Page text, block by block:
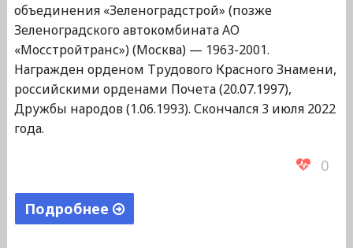
объединения «Зеленоградстрой» (позже
Зеленоградского автокомбината АО
«Мосстройтранс») (Москва) — 1963-2001.
Награжден орденом Трудового Красного Знамени,
российскими орденами Почета (20.07.1997),
Дружбы народов (1.06.1993). Скончался 3 июля 2022
года.
0
Подробнее